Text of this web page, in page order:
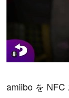
amiibo を NFC